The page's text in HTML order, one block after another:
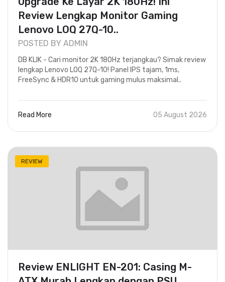
Review Lengkap Monitor Gaming
Lenovo LOQ 27Q-10..
POSTED BY ADMIN
DB KLIK - Cari monitor 2K 180Hz terjangkau? Simak review
lengkap Lenovo LOQ 27Q-10! Panel IPS tajam, 1ms,
FreeSync & HDR10 untuk gaming mulus maksimal..
Read More 05 August 2026
REVIEW
Review ENLIGHT EN-201: Casing M-